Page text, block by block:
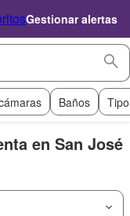
Gestionar alertas
Baños
en San José